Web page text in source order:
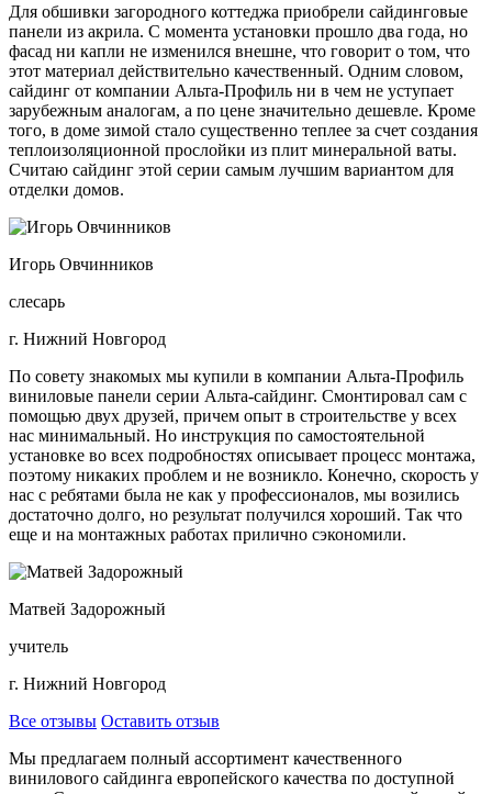
Для обшивки загородного коттеджа приобрели сайдинговые
панели из акрила. С момента установки прошло два года, но
фасад ни капли не изменился внешне, что говорит о том, что
этот материал действительно качественный. Одним словом,
сайдинг от компании Альта-Профиль ни в чем не уступает
зарубежным аналогам, а по цене значительно дешевле. Кроме
того, в доме зимой стало существенно теплее за счет создания
теплоизоляционной прослойки из плит минеральной ваты.
Считаю сайдинг этой серии самым лучшим вариантом для
отделки домов.
Игорь Овчинников
слесарь
г. Нижний Новгород
По совету знакомых мы купили в компании Альта-Профиль
виниловые панели серии Альта-сайдинг. Смонтировал сам с
помощью двух друзей, причем опыт в строительстве у всех
нас минимальный. Но инструкция по самостоятельной
установке во всех подробностях описывает процесс монтажа,
поэтому никаких проблем и не возникло. Конечно, скорость у
нас с ребятами была не как у профессионалов, мы возились
достаточно долго, но результат получился хороший. Так что
еще и на монтажных работах прилично сэкономили.
Матвей Задорожный
учитель
г. Нижний Новгород
Все отзывы Оставить отзыв
Мы предлагаем полный ассортимент качественного
винилового сайдинга европейского качества по доступной